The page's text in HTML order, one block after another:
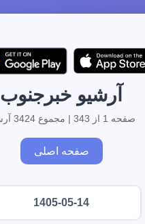
آرشیو خبرجنوب
صفحه 1 از 343 | مجموع 3424 آرشیو
صفحه اصلی
1405-05-14